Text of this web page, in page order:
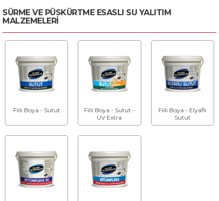
SÜRME VE PÜSKÜRTME ESASLI SU YALITIM
MALZEMELERİ
Filli Boya - Sutut
Filli Boya - Sutut -
UV Extra
Filli Boya - Elyaflı
Sutut